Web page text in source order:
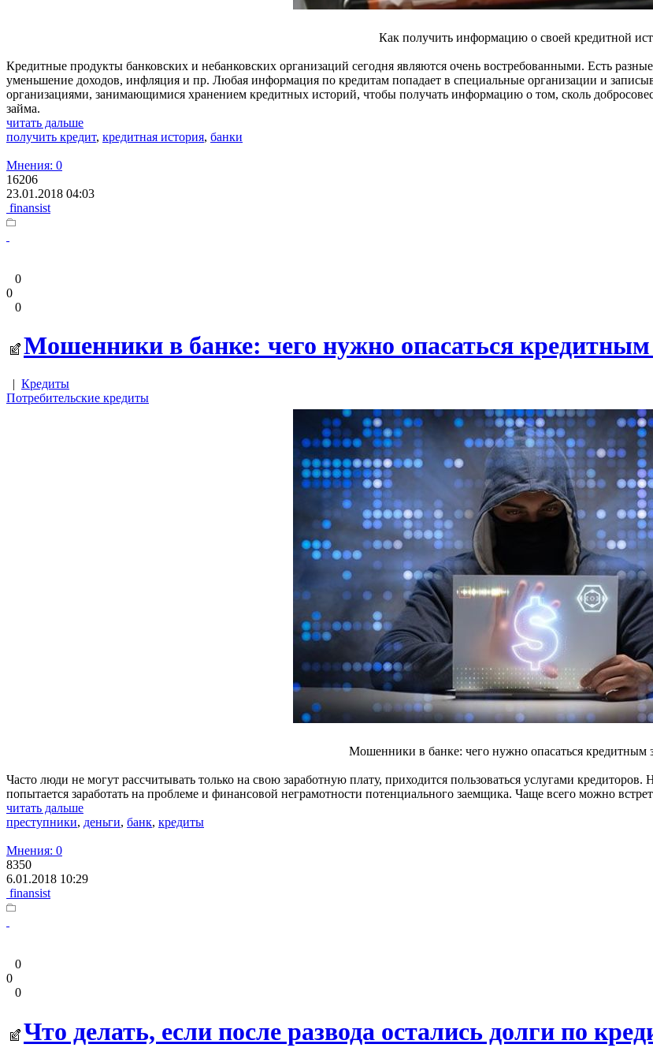
Как получить информацию о своей кредитной
Кредитные продукты банковских и небанковских организаций сегодня являются очень востребованными. Есть
уменьшение доходов, инфляция и пр. Любая информация по кредитам попадает в специальные организации и
организациями, занимающимися хранением кредитных историй, чтобы получать информацию о том, сколь
займа.
читать дальше
получить кредит, кредитная история, банки
Мнения: 0
16206
23.01.2018 04:03
finansist
0
0
0
Мошенники в банке: чего нужно опасаться
| Кредиты
Потребительские кредиты
Мошенники в банке: чего нужно опасаться кредитным
Часто люди не могут рассчитывать только на свою заработную плату, приходится пользоваться услугами
попытается заработать на проблеме и финансовой неграмотности потенциального заемщика. Чаще всего можно
читать дальше
преступники, деньги, банк, кредиты
Мнения: 0
8350
6.01.2018 10:29
finansist
0
0
0
Что делать, если после развода остались долги по